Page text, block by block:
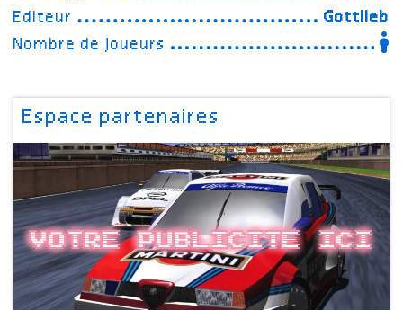
Editeur
Gottlieb
Nombre de joueurs
Espace partenaires
Votre publicite ici